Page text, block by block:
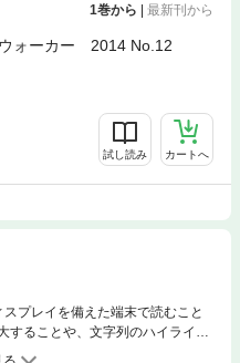
1巻から | 最新刊から
ォーカー 2014 No.12
試し読み カートへ
プレイを備えた端末で読むこと
することや、文字列のハイライ
が使用できません。マニアックな